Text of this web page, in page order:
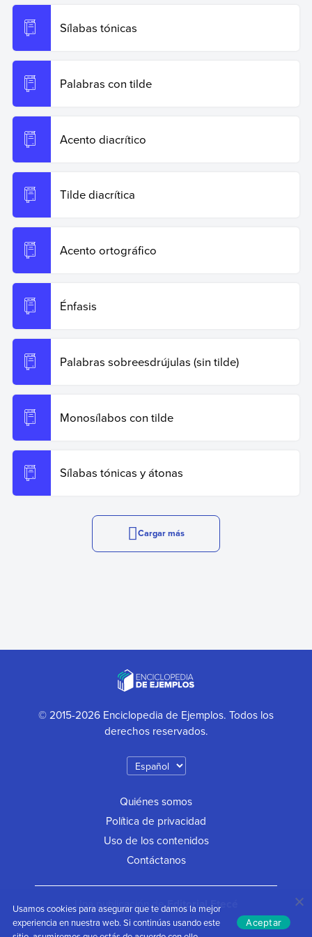
Sílabas tónicas
Palabras con tilde
Acento diacrítico
Tilde diacrítica
Acento ortográfico
Énfasis
Palabras sobreesdrújulas (sin tilde)
Monosílabos con tilde
Sílabas tónicas y átonas
Cargar más
© 2015-2026 Enciclopedia de Ejemplos. Todos los
derechos reservados.
Quiénes somos
Política de privacidad
Uso de los contenidos
Contáctanos
Una publicación deEditorial Etecé
Usamos cookies para asegurar que te damos la mejor
experiencia en nuestra web. Si continúas usando este
Aceptar